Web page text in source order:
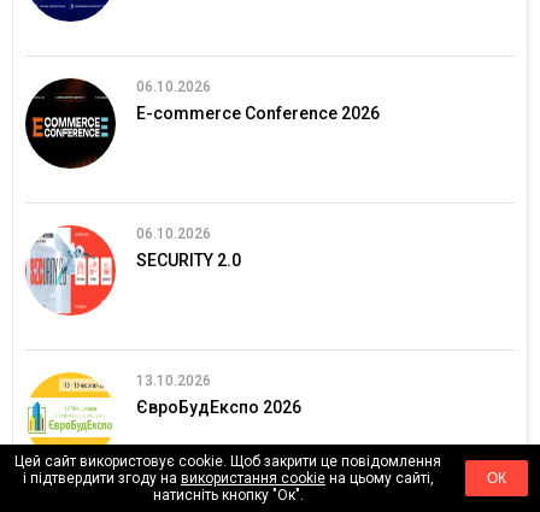
06.10.2026
E-commerce Conference 2026
06.10.2026
SECURITY 2.0
13.10.2026
ЄвроБудЕкспо 2026
Цей сайт використовує cookie. Щоб закрити це повідомлення
і підтвердити згоду на використання cookieна цьому сайті,
натисніть кнопку "Ок".
ОК